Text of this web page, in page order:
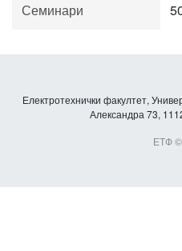
Семинари
Електротехнички факултет,
Александра 73,
ЕТФ